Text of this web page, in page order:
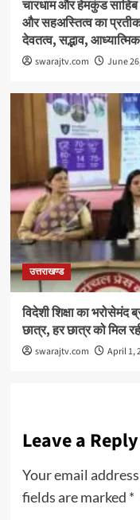
चारधाम और हेमकुंड
और सहअस्तित्व का
देवतत्व, सद्भाव,
swarajtv.com June
उत्तराखण्ड
विदेशी शिक्षा का भरोसेमंद
छात्र, हर छात्र को मिल
swarajtv.com April 1,
Leave a Reply
Your email
fields are marked *